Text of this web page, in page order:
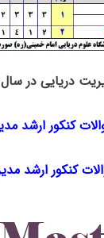
دریایی در سال ۱۴۰۰
کنکور ارشد
کنکور ارشد